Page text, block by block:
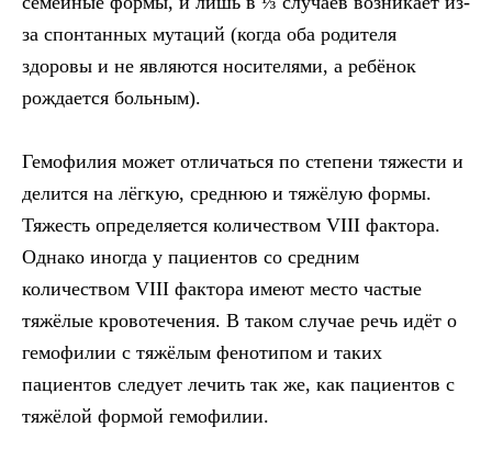
за спонтанных мутаций (когда оба родителя
здоровы и не являются носителями, а ребёнок
рождается больным).
Гемофилия может отличаться по степени тяжести и
делится на лёгкую, среднюю и тяжёлую формы.
Тяжесть определяется количеством VIII фактора.
Однако иногда у пациентов со средним
количеством VIII фактора имеют место частые
тяжёлые кровотечения. В таком случае речь идёт о
гемофилии с тяжёлым фенотипом и таких
пациентов следует лечить так же, как пациентов с
тяжёлой формой гемофилии.